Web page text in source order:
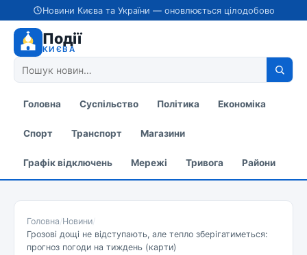
Новини Києва та України — оновлюється цілодобово
Події
КИЄВА
Головна Суспільство Політика Економіка
Спорт Транспорт Магазини
Графік відключень Мережі Тривога Райони
Головна/Новини/
Грозові дощі не відступають, але тепло зберігатиметься:
прогноз погоди на тиждень (карти)